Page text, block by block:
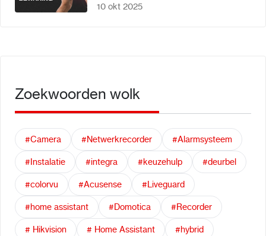
10 okt 2025
Zoekwoorden wolk
#Camera #Netwerkrecorder #Alarmsysteem
#Instalatie #integra #keuzehulp #deurbel
#colorvu #Acusense #Liveguard
#home assistant #Domotica #Recorder
# Hikvision # Home Assistant #hybrid